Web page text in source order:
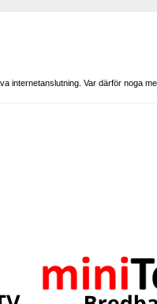
internetanslutning. Var därför noga